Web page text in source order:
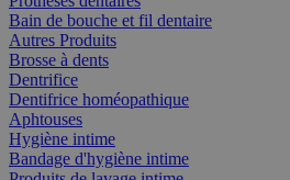
Bain de bouche et fil dentaire
Autres Produits
Brosse à dents
Dentrifice
Dentifrice homéopathique
Aphtouses
Hygiène intime
Bandage d'hygiène intime